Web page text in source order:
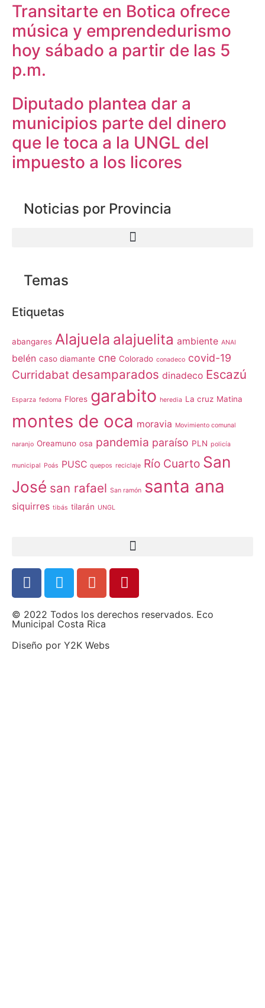
Transitarte en Botica ofrece
música y emprendedurismo
hoy sábado a partir de las 5
p.m.
Diputado plantea dar a
municipios parte del dinero
que le toca a la UNGL del
impuesto a los licores
Noticias por Provincia
Temas
Etiquetas
abangares Alajuela alajuelita ambiente ANAI
belén caso diamante cne Colorado conadeco covid-19
Curridabat desamparados dinadeco Escazú
Esparza fedoma Flores garabito heredia La cruz Matina
montes de oca moravia Movimiento comunal
naranjo Oreamuno osa pandemia paraíso PLN policía
municipal Poás PUSC quepos reciclaje Río Cuarto San
José san rafael San ramón santa ana
siquirres tibás tilarán UNGL
© 2022 Todos los derechos reservados. Eco
Municipal Costa Rica
Diseño por Y2K Webs